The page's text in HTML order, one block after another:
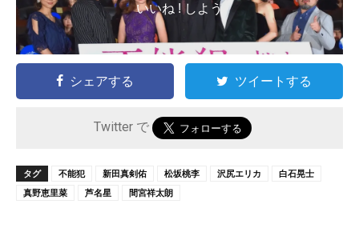
いいね ! しよう
シェアする ツイートする
Twitter で
タグ 不能犯 新田真剣佑 松坂桃李 沢尻エリカ
白石晃士
真野恵里菜
芦名星 間宮祥太朗